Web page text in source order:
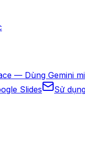
— Dùng Gemini
Slides
Sử